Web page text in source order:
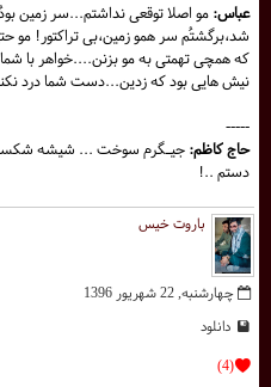
باروت خیس
چهارشنبه, 22 شهریور 1396
دانلود
(4)
عباس: مو اصلا توقعی نداشتم...سر زمین
شد،برگشتُم سر همو زمین،بی تراکتور! مو
که همچی تهمتی به مو بزنن....خواهر با
نیش هایی بود که زدین...دست شما درد
-----
حاج كاظم: جیـگرم سوخت ... شیشه
دستم ..!